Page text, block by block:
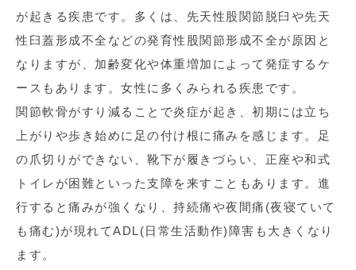
が起きる疾患です。多くは、先天性股関節脱臼や先天
性臼蓋形成不全などの発育性股関節形成不全が原因と
なりますが、加齢変化や体重増加によって発症するケ
ースもあります。女性に多くみられる疾患です。
関節軟骨がすり減ることで炎症が起き、初期には立ち
上がりや歩き始めに足の付け根に痛みを感じます。足
の爪切りができない、靴下が履きづらい、正座や和式
トイレが困難といった支障を来すこともあります。進
行すると痛みが強くなり、持続痛や夜間痛(夜寝ていて
も痛む)が現れてADL(日常生活動作)障害も大きくなり
ます。